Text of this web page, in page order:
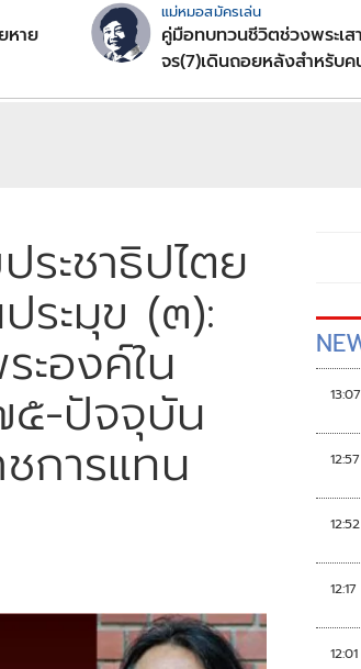
หาย
แม่หมอสมัครเล่น
คู่มือทบทวนชีวิตช่วงพระเส
จร(7)เดินถอยหลังสำหรับ
ะชาธิปไตย
ระมุข (๓):
ะองค์ใน
-ปัจจุบัน
การแทน